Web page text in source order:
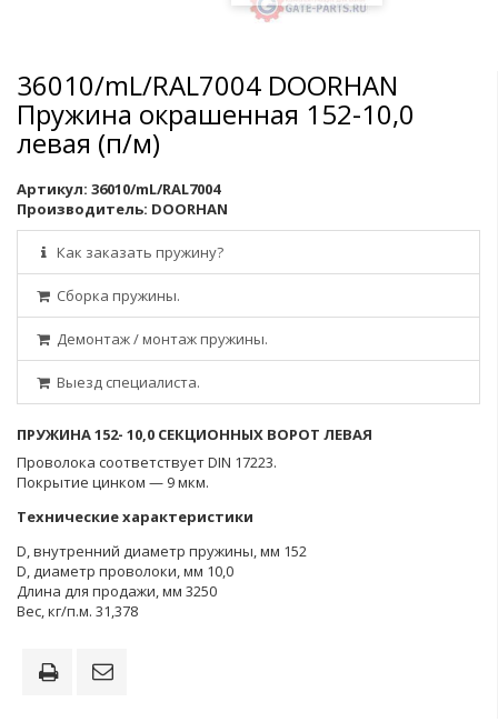
36010/mL/RAL7004 DOORHAN
Пружина окрашенная 152-10,0
левая (п/м)
Артикул: 36010/mL/RAL7004
Производитель: DOORHAN
Как заказать пружину?
Сборка пружины.
Демонтаж / монтаж пружины.
Выезд специалиста.
ПРУЖИНА 152- 10,0 СЕКЦИОННЫХ ВОРОТ ЛЕВАЯ
Проволока соответствует DIN 17223.
Покрытие цинком — 9 мкм.
Технические характеристики
D, внутренний диаметр пружины, мм 152
D, диаметр проволоки, мм 10,0
Длина для продажи, мм 3250
Вес, кг/п.м. 31,378